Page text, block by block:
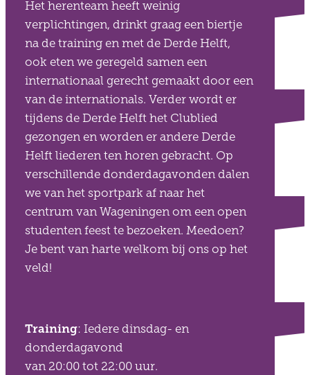
Het herenteam heeft weinig
verplichtingen, drinkt graag een biertje
na de training en met de Derde Helft,
ook eten we geregeld samen een
internationaal gerecht gemaakt door een
van de internationals. Verder wordt er
tijdens de Derde Helft het Clublied
gezongen en worden er andere Derde
Helft liederen ten horen gebracht. Op
verschillende donderdagavonden dalen
we van het sportpark af naar het
centrum van Wageningen om een open
studenten feest te bezoeken. Meedoen?
Je bent van harte welkom bij ons op het
veld!
Training: Iedere dinsdag- en
donderdagavond
van 20:00 tot 22:00 uur.